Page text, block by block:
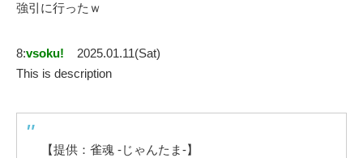
強引に行ったｗ
8:vsoku!
2025.01.11(Sat)
This is description
【提供：雀魂 -じゃんたま-】